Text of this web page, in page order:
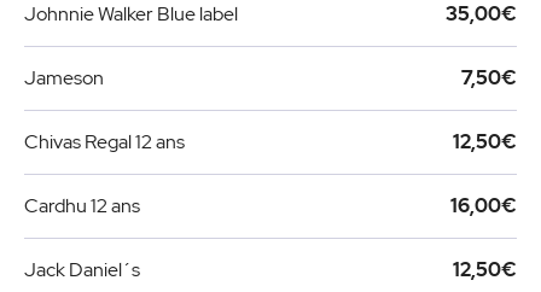
Johnnie Walker Blue label 35,00€
Jameson 7,50€
Chivas Regal 12 ans 12,50€
Cardhu 12 ans 16,00€
Jack Daniel´s 12,50€